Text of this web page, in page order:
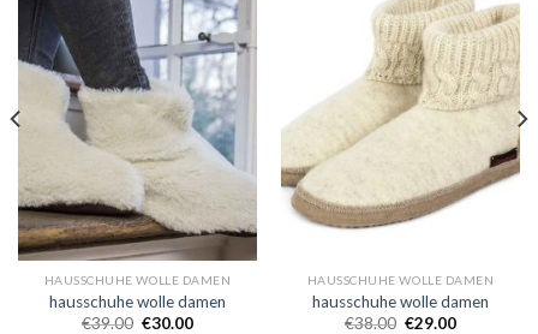
HAUSSCHUHE WOLLE DAMEN
hausschuhe wolle damen
€39.00 €30.00
HAUSSCHUHE WOLLE DAMEN
hausschuhe wolle damen
€38.00 €29.00